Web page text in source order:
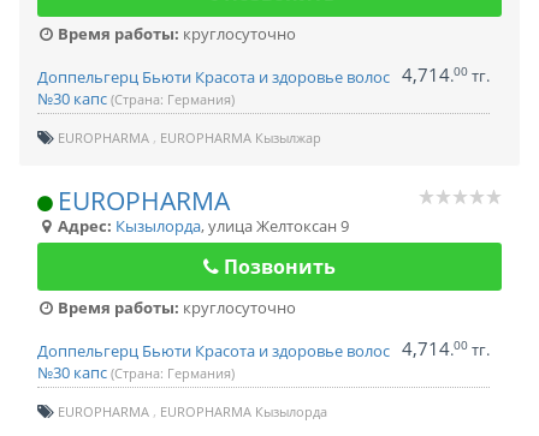
Время работы: круглосуточно
Доппельгерц Бьюти Красота и здоровье волос
№30 капс (Страна: Германия)
4,714.00 тг.
EUROPHARMA EUROPHARMA Кызылжар
EUROPHARMA
Адрес: Кызылорда,улица Желтоксан 9
Позвонить
Время работы: круглосуточно
Доппельгерц Бьюти Красота и здоровье волос
№30 капс (Страна: Германия)
4,714.00 тг.
EUROPHARMA EUROPHARMA Кызылорда